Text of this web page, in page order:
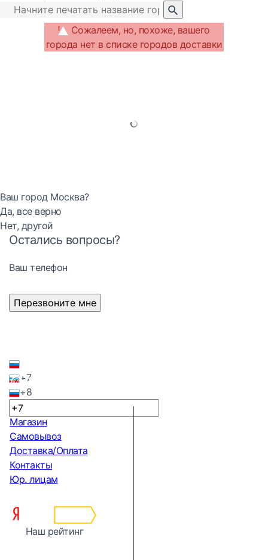
Сожалеем, но, похоже, вашего
города нет в списке городов доставки
Ваш город Москва?
Да, все верно
Нет, другой
Остались вопросы?
Ваш телефон
+7
+8
Перезвоните мне
Магазин
Самовывоз
Доставка/Оплата
Контакты
Юр. лицам
Наш рейтинг